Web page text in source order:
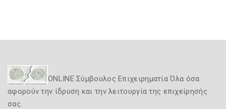
ONLINE Σύμβουλος Επιχειρηματία Όλα όσα
αφορούν την ίδρυση και την λειτουργία της επιχείρησής
σας.